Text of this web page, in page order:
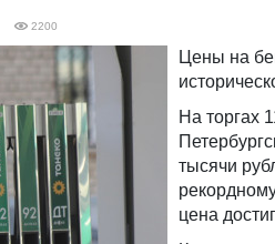
2200
Цены на
На торгах
тысячи
цена